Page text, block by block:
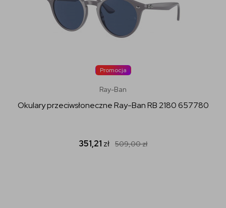
Promocja
Ray-Ban
Okulary przeciwsłoneczne Ray-Ban RB 2180 657780
351,21 zł 509,00zł